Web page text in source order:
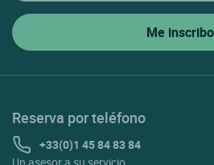
Reserva por teléfono
+33(0)1 45 84 83 84
Un asesor a su servicio